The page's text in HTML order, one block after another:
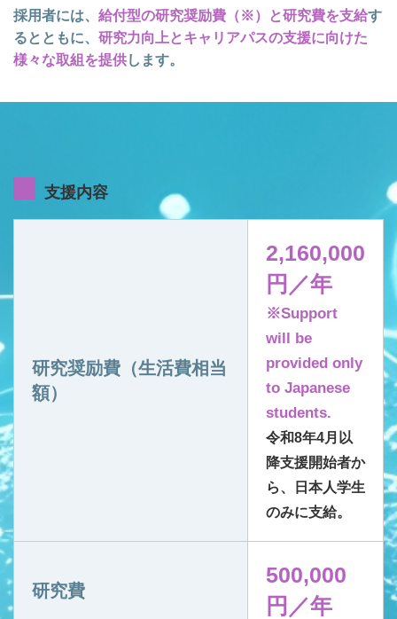
採用者には、 給付型の研究奨励費（※）と研究費を支給す
るとともに、 研究力向上とキャリアパスの支援に向けた
様々な取組を提供します。
支援内容
研究奨励費（生活費相当
額）
2,160,000
円／年
※Support
will be
provided only
to Japanese
students.
令和8年4月以
降支援開始者か
ら、日本人学生
のみに支給。
研究費
500,000
円／年